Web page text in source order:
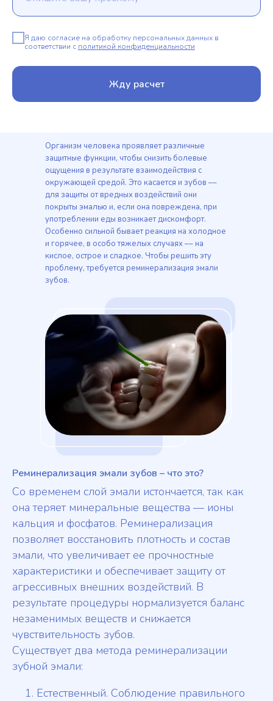
Я даю согласие на обработку персональных данных в
соответствии с политикой конфиденциальности
Жду расчет
Организм человека проявляет различные
защитные функции, чтобы снизить болевые
ощущения в результате взаимодействия с
окружающей средой. Это касается и зубов ––
для защиты от вредных воздействий они
покрыты эмалью и, если она повреждена, при
употреблении еды возникает дискомфорт.
Особенно сильной бывает реакция на холодное
и горячее, в особо тяжелых случаях –– на
кислое, острое и сладкое. Чтобы решить эту
проблему, требуется реминерализация эмали
зубов.
Реминерализация эмали зубов – что это?
Со временем слой эмали истончается, так как
она теряет минеральные вещества –– ионы
кальция и фосфатов. Реминерализация
позволяет восстановить плотность и состав
эмали, что увеличивает ее прочностные
характеристики и обеспечивает защиту от
агрессивных внешних воздействий. В
результате процедуры нормализуется баланс
незаменимых веществ и снижается
чувствительность зубов.
Существует два метода реминерализации
зубной эмали:
Естественный. Соблюдение правильного